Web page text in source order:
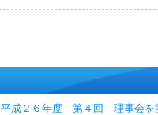
平成２６年度 第４回 理事会を